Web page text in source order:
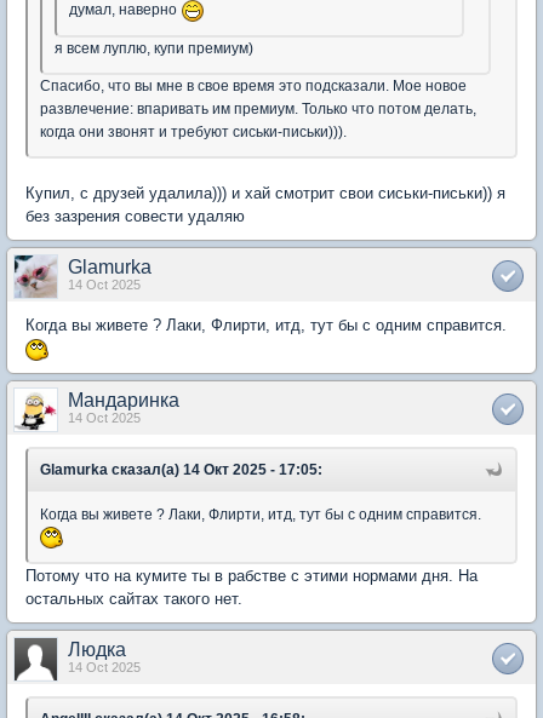
думал, наверно
я всем луплю, купи премиум)
Спасибо, что вы мне в свое время это подсказали. Мое новое
развлечение: впаривать им премиум. Только что потом делать,
когда они звонят и требуют сиськи-письки))).
Купил, с друзей удалила))) и хай смотрит свои сиськи-письки)) я
без зазрения совести удаляю
Glamurka
14 Oct 2025
Когда вы живете ? Лаки, Флирти, итд, тут бы с одним справится.
Мандаринка
14 Oct 2025
Glamurka сказал(а) 14 Окт 2025 - 17:05:
Когда вы живете ? Лаки, Флирти, итд, тут бы с одним справится.
Потому что на кумите ты в рабстве с этими нормами дня. На
остальных сайтах такого нет.
Людка
14 Oct 2025